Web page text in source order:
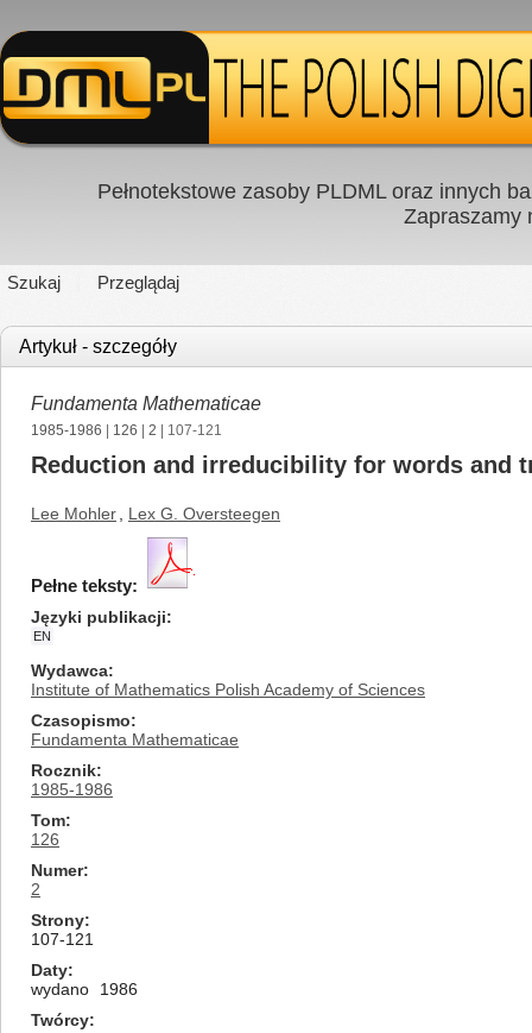
Pełnotekstowe zasoby PLDML oraz innych
Zapraszamy
Szukaj Przeglądaj
Artykuł - szczegóły
Fundamenta Mathematicae
1985-1986 126 2 | 107-121
Reduction and irreducibility for words and
Lee Mohler Lex G. Oversteegen
Pełne teksty:
Języki publikacji
EN
Wydawca
Institute of Mathematics Polish Academy of Sciences
Czasopismo
Fundamenta Mathematicae
Rocznik
1985-1986
Tom
126
Numer
2
Strony
107-121
Daty
wydano
1986
Twórcy